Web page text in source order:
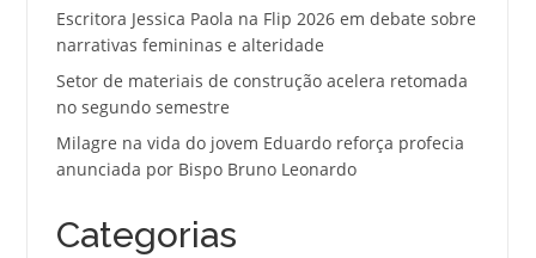
Escritora Jessica Paola na Flip 2026 em debate sobre
narrativas femininas e alteridade
Setor de materiais de construção acelera retomada
no segundo semestre
Milagre na vida do jovem Eduardo reforça profecia
anunciada por Bispo Bruno Leonardo
Categorias